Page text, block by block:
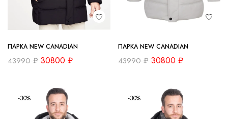
ПАРКА NEW CANADIAN
43990₽ 30800 ₽
ПАРКА NEW CANADIAN
43990₽ 30800 ₽
-30% -30%